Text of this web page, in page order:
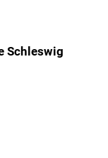
Schleswig